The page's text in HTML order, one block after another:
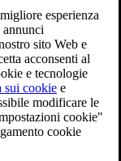
saranno
A seconda
perderà
di un
a